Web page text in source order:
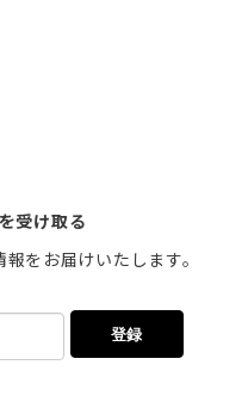
受け取る
をお届けいたします。
登録